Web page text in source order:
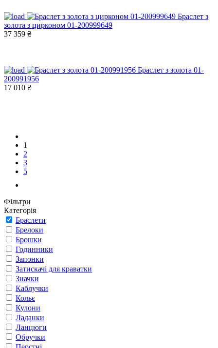
Браслет з
золота з цирконом 01-200999649
37 359 ₴
Браслет з золота 01-
200991956
17 010 ₴
1
2
3
5
Фільтри
Категорія
Браслети
Брелоки
Брошки
Годинники
Запонки
Затискачі для краватки
Значки
Каблучки
Кольє
Кулони
Ладанки
Ланцюги
Обручки